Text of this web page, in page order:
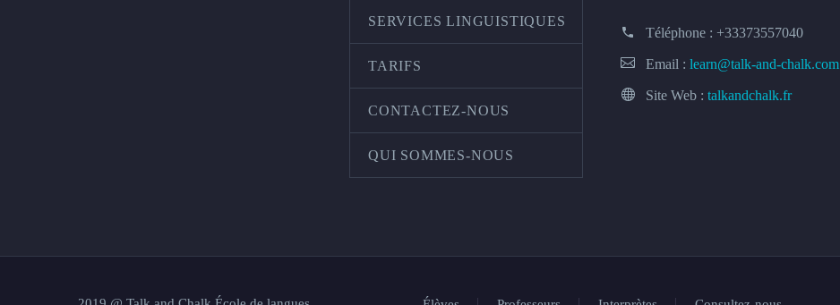
SERVICES LINGUISTIQUES
TARIFS
CONTACTEZ-NOUS
QUI SOMMES-NOUS
Téléphone : +33373557040
Email : learn@talk-and-chalk.com
Site Web : talkandchalk.fr